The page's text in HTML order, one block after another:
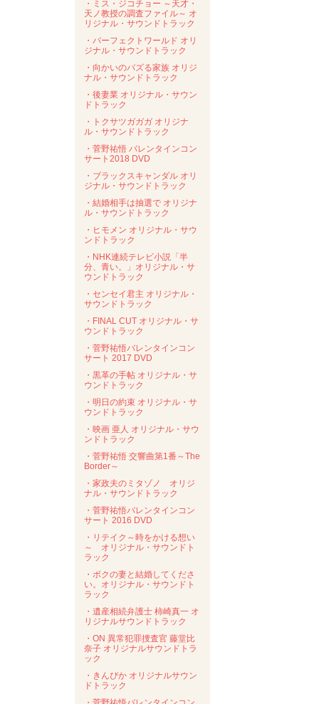
・ミス・ジコチョー ～天才・
天ノ教授の調査ファイル～ オ
リジナル・サウンドトラック
・パーフェクトワールド オリ
ジナル・サウンドトラック
・向かいのバズる家族 オリジ
ナル・サウンドトラック
・後妻業 オリジナル・サウン
ドトラック
・トクサツガガガ オリジナ
ル・サウンドトラック
・菅野祐悟 バレンタインコン
サート2018 DVD
・ブラックスキャンダル オリ
ジナル・サウンドトラック
・結婚相手は抽選で オリジナ
ル・サウンドトラック
・ヒモメン オリジナル・サウ
ンドトラック
・NHK連続テレビ小説「半
分、青い。」オリジナル・サ
ウンドトラック
・センセイ君主 オリジナル・
サウンドトラック
・FINAL CUT オリジナル・サ
ウンドトラック
・菅野祐悟バレンタインコン
サート 2017 DVD
・黒革の手帖 オリジナル・サ
ウンドトラック
・明日の約束 オリジナル・サ
ウンドトラック
・映画 亜人 オリジナル・サウ
ンドトラック
・菅野祐悟 交響曲第1番～The
Border～
・家政夫のミタゾノ オリジ
ナル・サウンドトラック
・菅野祐悟バレンタインコン
サート 2016 DVD
・リテイク～時をかける想い
～ オリジナル・サウンドト
ラック
・ボクの妻と結婚してくださ
い。オリジナル・サウンドト
ラック
・遺産相続弁護士 柿崎真一 オ
リジナルサウンドトラック
・ON 異常犯罪捜査官 藤堂比
奈子 オリジナルサウンドトラ
ック
・きんぴか オリジナルサウン
ドトラック